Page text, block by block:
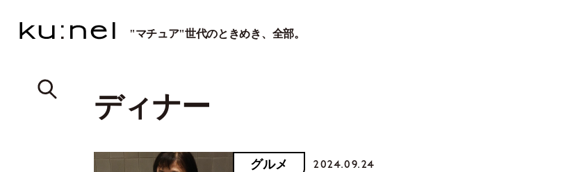
"マチュア"世代のときめき、全部。
ディナー
グルメ 2024.09.24